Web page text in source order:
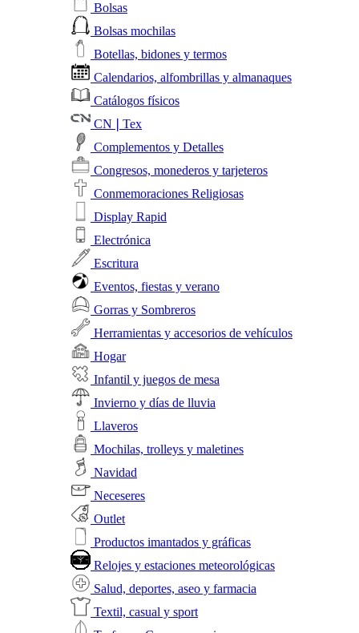
Bolsas
Bolsas mochilas
Botellas, bidones y termos
Calendarios, alfombrillas y almanaques
Catálogos físicos
CN❘Tex
Complementos y Detalles
Congresos, monederos y tarjeteros
Conmemoraciones Religiosas
Display Rapid
Electrónica
Escritura
Eventos, fiestas y verano
Gorras y Sombreros
Herramientas y accesorios de vehículos
Hogar
Infantil y juegos de mesa
Invierno y días de lluvia
Llaveros
Mochilas, trolleys y maletines
Navidad
Neceseres
Outlet
Productos imantados y gráficas
Relojes y estaciones meteorológicas
Salud, deportes, aseo y farmacia
Textil, casual y sport